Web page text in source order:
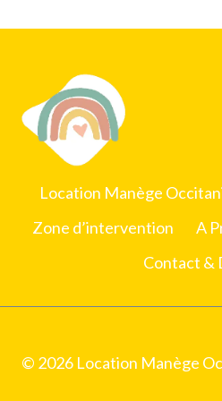
Location Manège
Zone d’intervention
A
Contact &
© 2026 Location Manège